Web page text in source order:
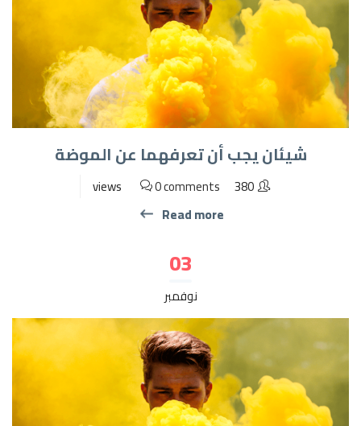
شيئان يجب أن تعرفهما عن الموضة
380 views
0 comments
Read more
03
نوفمبر